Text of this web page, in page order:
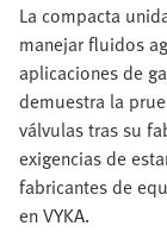
La compacta
manejar fluidos
aplicaciones de
demuestra la
válvulas tras su
exigencias de
fabricantes de
en VYKA.